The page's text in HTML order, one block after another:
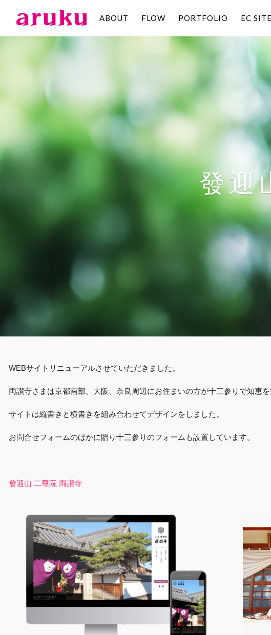
aruku
ABOUT FLOW PORTFOLIO EC SITE
發迎
WEBサイトリニューアルさせていただきました。
両讃寺さまは京都南部、大阪、奈良周辺にお住まいの方が十三参りで知恵を
サイトは縦書きと横書きを組み合わせてデザインをしました。
お問合せフォームのほかに贈り十三参りのフォームも設置しています。
發迎山 二尊院 両讃寺